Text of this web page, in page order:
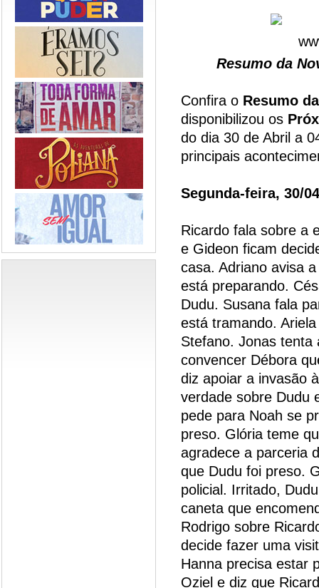
Resumo da
Confira o Resumo
disponibilizou os
do dia 30 de Abril a
principais
Segunda-feira, 30/
Ricardo fala sobre a
e Gideon ficam
casa. Adriano avisa
está preparando.
Dudu. Susana fala
está tramando.
Stefano. Jonas tenta
convencer Débora
diz apoiar a invasão
verdade sobre Dudu
pede para Noah se
preso. Glória teme
agradece a parceria
que Dudu foi preso.
policial. Irritado,
caneta que
Rodrigo sobre
decide fazer uma
Hanna precisa estar
Oziel e diz que